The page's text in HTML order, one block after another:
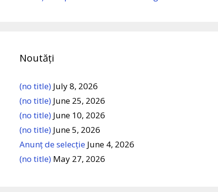
Noutăți
(no title) July 8, 2026
(no title) June 25, 2026
(no title) June 10, 2026
(no title) June 5, 2026
Anunț de selecție June 4, 2026
(no title) May 27, 2026